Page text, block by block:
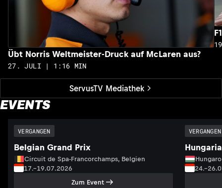
ServusTV Mediathek
Übt Norris Weltmeister-Druck auf McLaren aus?
27. JULI | 1:16 MIN
EVENTS
VERGANGEN
Belgian Grand Prix
Circuit de Spa-Francorchamps, Belgien
17.–19.07.2026
Zum Event
VERGANGEN